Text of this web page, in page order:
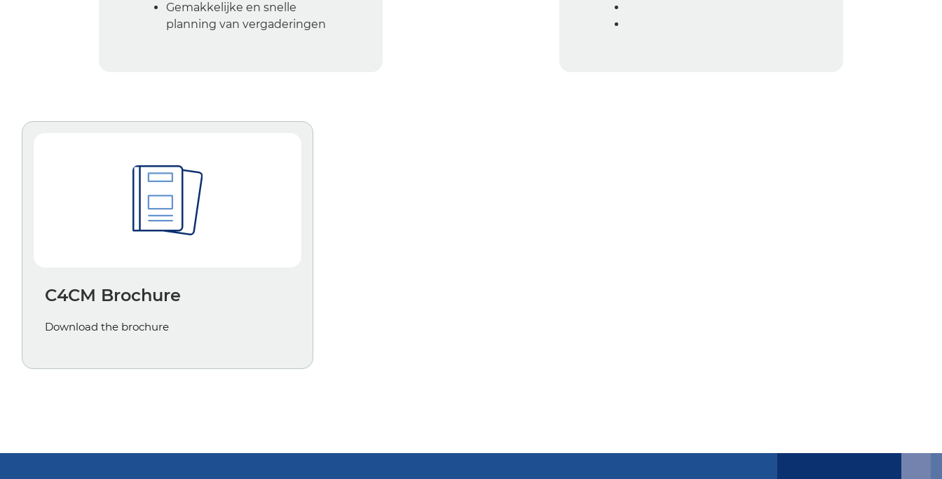
Gemakkelijke en snelle
planning van vergaderingen
C4CM Brochure
Download the brochure